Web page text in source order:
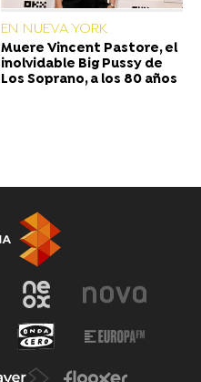
EN NUEVA YORK
Muere Vincent Pastore, el
inolvidable Big Pussy de
Los Soprano, a los 80 años